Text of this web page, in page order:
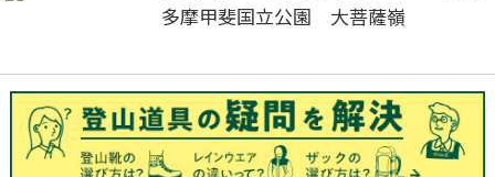
多摩甲斐国立公園 大菩薩嶺